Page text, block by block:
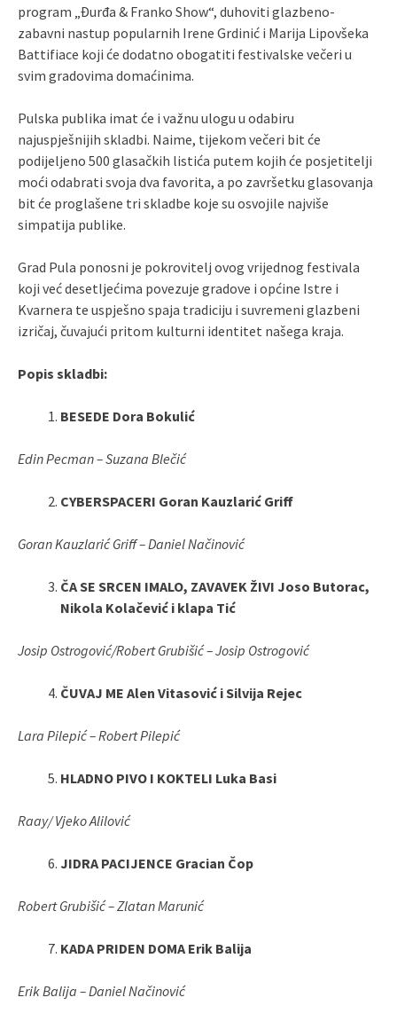
program „Đurđa & Franko Show“, duhoviti glazbeno-
zabavni nastup popularnih Irene Grdinić i Marija Lipovšeka
Battifiace koji će dodatno obogatiti festivalske večeri u
svim gradovima domaćinima.
Pulska publika imat će i važnu ulogu u odabiru
najuspješnijih skladbi. Naime, tijekom večeri bit će
podijeljeno 500 glasačkih listića putem kojih će posjetitelji
moći odabrati svoja dva favorita, a po završetku glasovanja
bit će proglašene tri skladbe koje su osvojile najviše
simpatija publike.
Grad Pula ponosni je pokrovitelj ovog vrijednog festivala
koji već desetljećima povezuje gradove i općine Istre i
Kvarnera te uspješno spaja tradiciju i suvremeni glazbeni
izričaj, čuvajući pritom kulturni identitet našega kraja.
Popis skladbi:
BESEDE Dora Bokulić
Edin Pecman – Suzana Blečić
CYBERSPACERI Goran Kauzlarić Griff
Goran Kauzlarić Griff – Daniel Načinović
ČA SE SRCEN IMALO, ZAVAVEK ŽIVI Joso Butorac,
Nikola Kolačević i klapa Tić
Josip Ostrogović/Robert Grubišić – Josip Ostrogović
ČUVAJ ME Alen Vitasović i Silvija Rejec
Lara Pilepić – Robert Pilepić
HLADNO PIVO I KOKTELI Luka Basi
Raay/ Vjeko Alilović
JIDRA PACIJENCE Gracian Čop
Robert Grubišić – Zlatan Marunić
KADA PRIDEN DOMA Erik Balija
Erik Balija – Daniel Načinović